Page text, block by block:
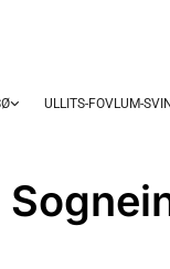
ULLITS-FOVLUM-